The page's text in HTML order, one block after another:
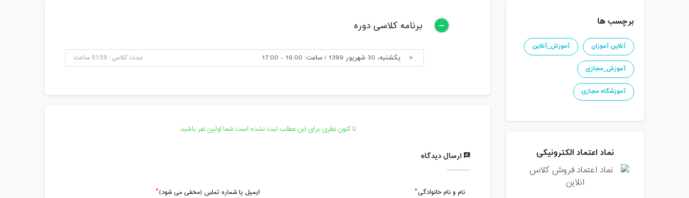
برنامه کلاسی دوره
یکشنبه، 30 شهریور 1399 / ساعت: 16:00 - 17:00 مدت کلاس : 01:00 ساعت
تا کنون نظری برای این مطلب ثبت نشده است.شما اولین نفر باشید.
ارسال دیدگاه
نام و نام خانوادگی ایمیل یا شماره تماس (مخفی می شود)
برچسب ها
آنلاین آموزان
آموزش_آنلاین
آموزش_مجازی
آموزشگاه مجازی
نماد اعتماد الکترونیکی